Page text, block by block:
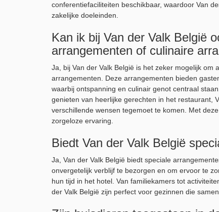
conferentiefaciliteiten beschikbaar, waardoor Van
zakelijke doeleinden.
Kan ik bij Van der Valk België
arrangementen of culinaire
Ja, bij Van der Valk België is het zeker mogelijk
arrangementen. Deze arrangementen bieden
waarbij ontspanning en culinair genot centraal
genieten van heerlijke gerechten in het restaurant,
verschillende wensen tegemoet te komen. Met
zorgeloze ervaring.
Biedt Van der Valk België
Ja, Van der Valk België biedt speciale
onvergetelijk verblijf te bezorgen en om ervoor te
hun tijd in het hotel. Van familiekamers tot
der Valk België zijn perfect voor gezinnen die